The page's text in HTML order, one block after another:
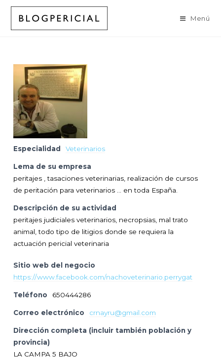
contenido
Menú
Especialidad Veterinarios
Lema de su empresa
peritajes , tasaciones veterinarias, realización de cursos
de peritación para veterinarios ... en toda España.
Descripción de su actividad
peritajes judiciales veterinarios, necropsias, mal trato
animal, todo tipo de litigios donde se requiera la
actuación pericial veterinaria
Sitio web del negocio
https://www.facebook.com/nachoveterinario.perrygat
Teléfono 650444286
Correo electrónico crnayru@gmail.com
Dirección completa (incluir también población y
provincia)
LA CAMPA 5 BAJO